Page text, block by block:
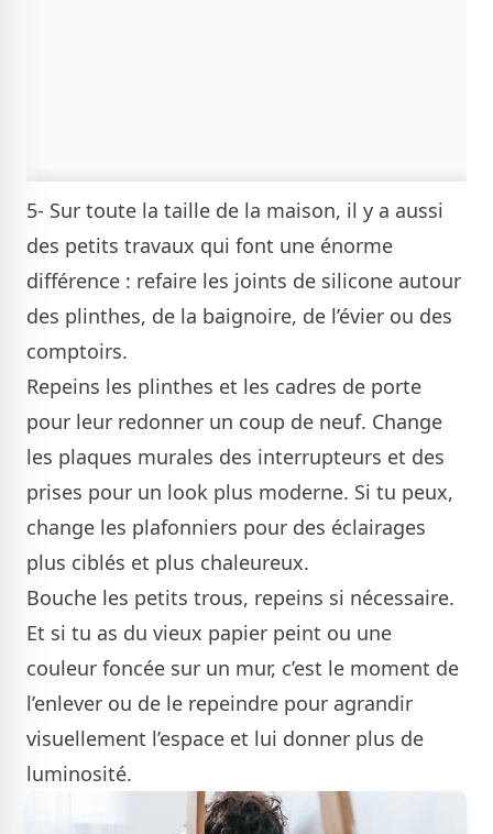
5- Sur toute la taille de la maison, il y a aussi
des petits travaux qui font une énorme
différence : refaire les joints de silicone autour
des plinthes, de la baignoire, de l’évier ou des
comptoirs.
Repeins les plinthes et les cadres de porte
pour leur redonner un coup de neuf. Change
les plaques murales des interrupteurs et des
prises pour un look plus moderne. Si tu peux,
change les plafonniers pour des éclairages
plus ciblés et plus chaleureux.
Bouche les petits trous, repeins si nécessaire.
Et si tu as du vieux papier peint ou une
couleur foncée sur un mur, c’est le moment de
l’enlever ou de le repeindre pour agrandir
visuellement l’espace et lui donner plus de
luminosité.